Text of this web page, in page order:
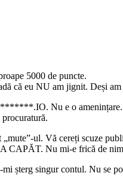
5000 de puncte.
că eu NU am jignit. Deși
Nu e o
ul. Vă cereți scuze
CAPĂT. Nu mi-e frică de
șterg singur contul. Nu se